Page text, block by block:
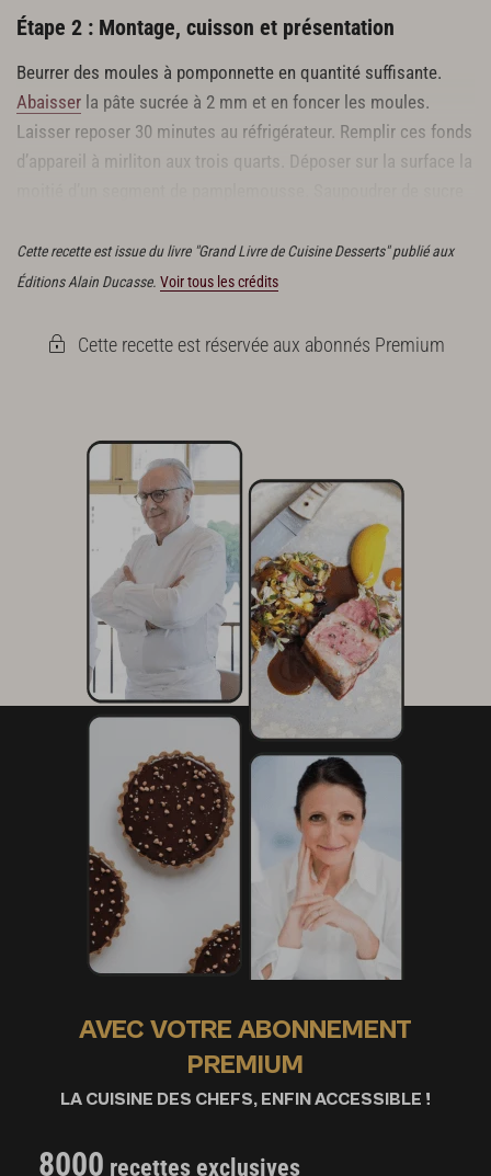
Étape 2 : Montage, cuisson et présentation
Beurrer des moules à pomponnette en quantité suffisante.
Abaisser la pâte sucrée à 2 mm et en foncer les moules.
Laisser reposer 30 minutes au réfrigérateur. Remplir ces fonds
d’appareil à mirliton aux trois quarts. Déposer sur la surface la
Cette recette est issue du livre "Grand Livre de Cuisine Desserts" publié aux
Éditions Alain Ducasse. Voir tous les crédits
Cette recette est réservée aux abonnés Premium
AVEC VOTRE ABONNEMENT
PREMIUM
LA CUISINE DES CHEFS, ENFIN ACCESSIBLE !
8000 recettes exclusives